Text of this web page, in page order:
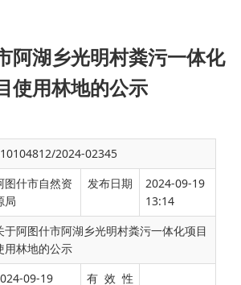
阿湖乡光明村粪污一体化
使用林地的公示
2024-02345
图什市自然资
局
发布日期
2024-09-19
13:14
于阿图什市阿湖乡光明村粪污一体化项目
用林地的公示
09-19
有 效 性
阿图什市阿湖乡人民政府向
乡光明村粪污一体化项目使